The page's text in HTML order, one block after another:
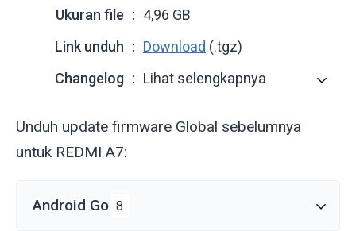
Ukuran file
4,96 GB
Link unduh
Download (.tgz)
Changelog
Lihat selengkapnya
Unduh update firmware Global sebelumnya
untuk REDMI A7:
Android Go 8